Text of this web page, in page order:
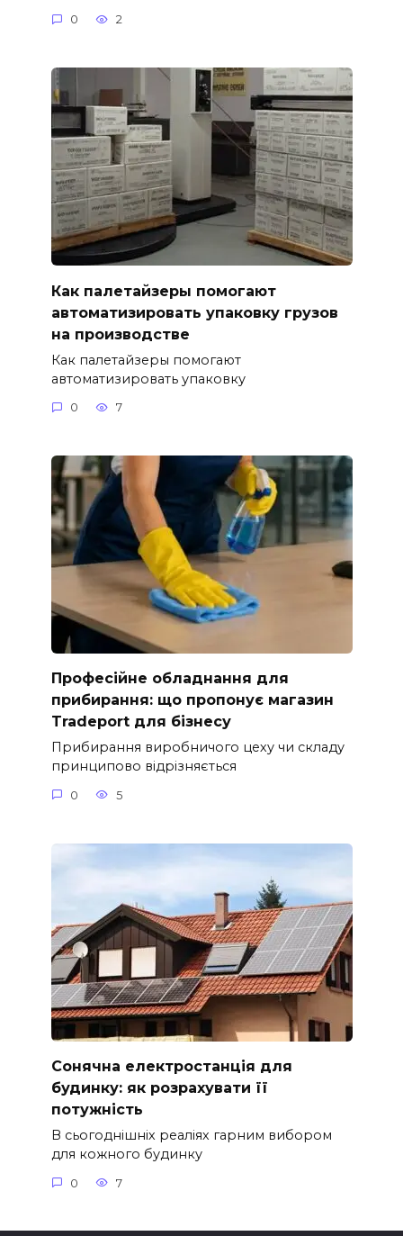
0 2
Как палетайзеры помогают
автоматизировать упаковку грузов
на производстве
Как палетайзеры помогают
автоматизировать упаковку
0 7
Професійне обладнання для
прибирання: що пропонує магазин
Tradeport для бізнесу
Прибирання виробничого цеху чи складу
принципово відрізняється
0 5
Сонячна електростанція для
будинку: як розрахувати її
потужність
В сьогоднішніх реаліях гарним вибором
для кожного будинку
0 7